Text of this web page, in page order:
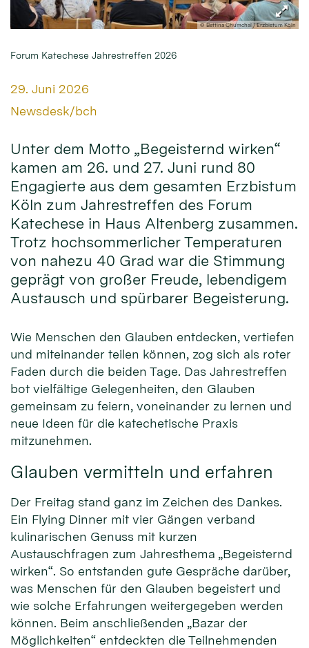
© Bettina Chumchal / Erzbistum Köln
Forum Katechese Jahrestreffen 2026
Datum:
29. Juni 2026
Von:
Newsdesk/bch
Unter dem Motto „Begeisternd wirken“
kamen am 26. und 27. Juni rund 80
Engagierte aus dem gesamten Erzbistum
Köln zum Jahrestreffen des Forum
Katechese in Haus Altenberg zusammen.
Trotz hochsommerlicher Temperaturen
von nahezu 40 Grad war die Stimmung
geprägt von großer Freude, lebendigem
Austausch und spürbarer Begeisterung.
Wie Menschen den Glauben entdecken, vertiefen
und miteinander teilen können, zog sich als roter
Faden durch die beiden Tage. Das Jahrestreffen
bot vielfältige Gelegenheiten, den Glauben
gemeinsam zu feiern, voneinander zu lernen und
neue Ideen für die katechetische Praxis
mitzunehmen.
Glauben vermitteln und erfahren
Der Freitag stand ganz im Zeichen des Dankes.
Ein Flying Dinner mit vier Gängen verband
kulinarischen Genuss mit kurzen
Austauschfragen zum Jahresthema „Begeisternd
wirken“. So entstanden gute Gespräche darüber,
was Menschen für den Glauben begeistert und
wie solche Erfahrungen weitergegeben werden
können. Beim anschließenden „Bazar der
Möglichkeiten“ entdeckten die Teilnehmenden